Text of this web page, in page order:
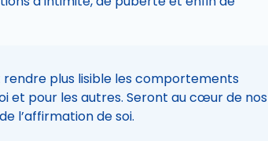
plus lisible les comportements
et pour les autres. Seront au cœur de nos
l’affirmation de soi.